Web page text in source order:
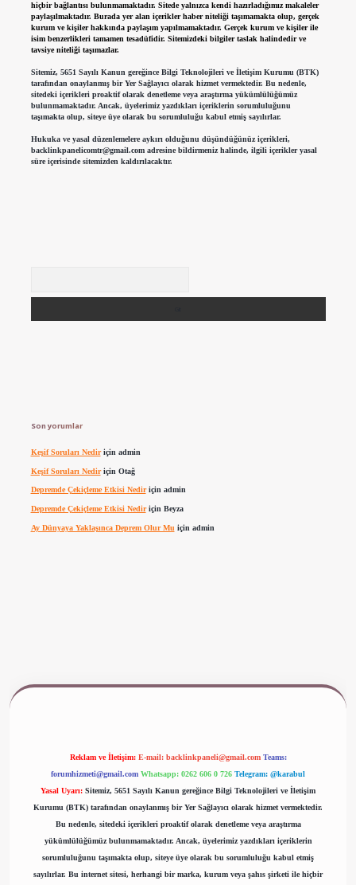
hiçbir bağlantısı bulunmamaktadır. Sitede yalnızca kendi hazırladığımız makaleler
paylaşılmaktadır. Burada yer alan içerikler haber niteliği taşımamakta olup, gerçek
kurum ve kişiler hakkında paylaşım yapılmamaktadır. Gerçek kurum ve kişiler ile
isim benzerlikleri tamamen tesadüfidir. Sitemizdeki bilgiler taslak halindedir ve
tavsiye niteliği taşımazlar.
Sitemiz, 5651 Sayılı Kanun gereğince Bilgi Teknolojileri ve İletişim Kurumu (BTK)
tarafından onaylanmış bir Yer Sağlayıcı olarak hizmet vermektedir. Bu nedenle,
sitedeki içerikleri proaktif olarak denetleme veya araştırma yükümlülüğümüz
bulunmamaktadır. Ancak, üyelerimiz yazdıkları içeriklerin sorumluluğunu
taşımakta olup, siteye üye olarak bu sorumluluğu kabul etmiş sayılırlar.
Hukuka ve yasal düzenlemelere aykırı olduğunu düşündüğünüz içerikleri,
backlinkpanelicomtr@gmail.comadresine bildirmeniz halinde, ilgili içerikler yasal
süre içerisinde sitemizden kaldırılacaktır.
Son yorumlar
Keşif Soruları Nediriçin admin
Keşif Soruları Nediriçin Otağ
Depremde Çekiçleme Etkisi Nediriçin admin
Depremde Çekiçleme Etkisi Nediriçin Beyza
Ay Dünyaya Yaklaşınca Deprem Olur Mu için admin
Reklam ve İletişim: E-mail: backlinkpaneli@gmail.com Teams:
forumhizmeti@gmail.com Whatsapp: 0262 606 0 726 Telegram: @karabul
Yasal Uyarı: Sitemiz, 5651 Sayılı Kanun gereğince Bilgi Teknolojileri ve İletişim
Kurumu (BTK) tarafından onaylanmış bir Yer Sağlayıcı olarak hizmet vermektedir.
Bu nedenle, sitedeki içerikleri proaktif olarak denetleme veya araştırma
yükümlülüğümüz bulunmamaktadır. Ancak, üyelerimiz yazdıkları içeriklerin
sorumluluğunu taşımakta olup, siteye üye olarak bu sorumluluğu kabul etmiş
sayılırlar. Bu internet sitesi, herhangi bir marka, kurum veya şahıs şirketi ile hiçbir